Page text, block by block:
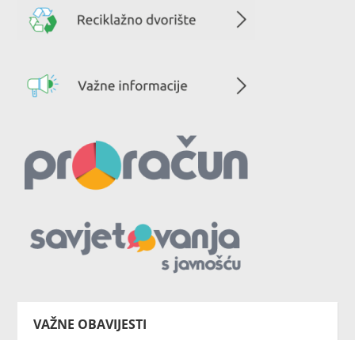
VAŽNE OBAVIJESTI